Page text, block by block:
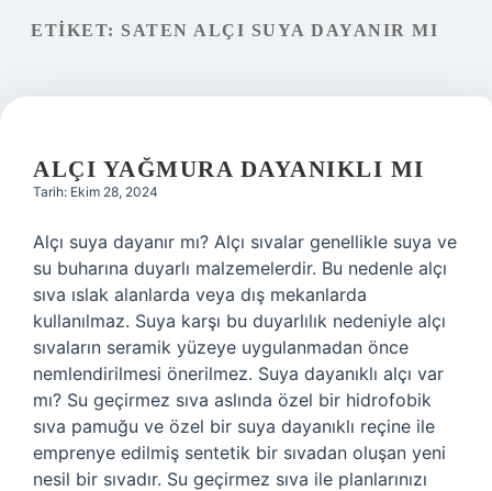
ETIKET: SATEN ALÇI SUYA DAYANIR MI
ALÇI YAĞMURA DAYANIKLI MI
Tarih: Ekim 28, 2024
Alçı suya dayanır mı? Alçı sıvalar genellikle suya ve
su buharına duyarlı malzemelerdir. Bu nedenle alçı
sıva ıslak alanlarda veya dış mekanlarda
kullanılmaz. Suya karşı bu duyarlılık nedeniyle alçı
sıvaların seramik yüzeye uygulanmadan önce
nemlendirilmesi önerilmez. Suya dayanıklı alçı var
mı? Su geçirmez sıva aslında özel bir hidrofobik
sıva pamuğu ve özel bir suya dayanıklı reçine ile
emprenye edilmiş sentetik bir sıvadan oluşan yeni
nesil bir sıvadır. Su geçirmez sıva ile planlarınızı